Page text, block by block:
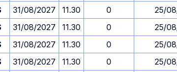
31/08/2027 11.30 0
25/
31/08/2027 11.30 0
25/
31/08/2027 11.30 0
25/
31/08/2027 11.30 0
25/